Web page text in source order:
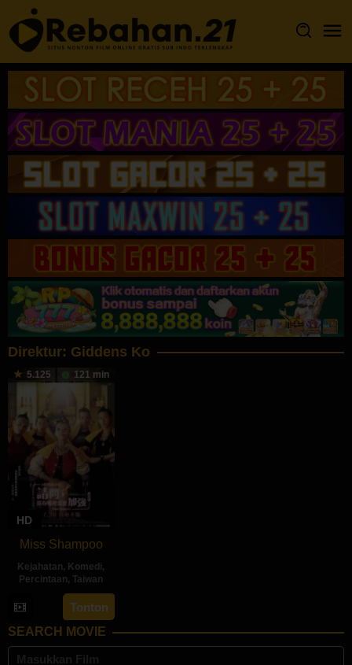
Loncat
ke
konten
Direktur: Giddens Ko
5.125 121 min
HD
Miss Shampoo
Kejahatan, Komedi ,
Percintaan,Taiwan
28
Jul
2023
Giddens
Ko
Tonton
SEARCH MOVIE